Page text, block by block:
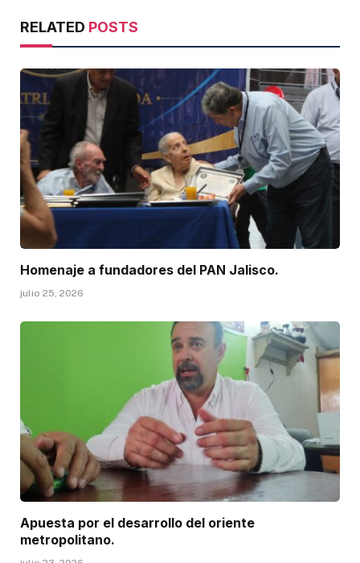
RELATED POSTS
Homenaje a fundadores del PAN Jalisco.
julio 25, 2026
Apuesta por el desarrollo del oriente
metropolitano.